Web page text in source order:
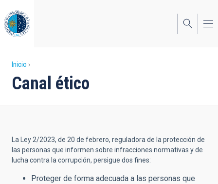
al
contenido
principal
Sobrescribir
enlaces
a
la
Inicio
Canal ético
La Ley 2/2023, de 20 de febrero, reguladora de la protección de
las personas que informen sobre infracciones normativas y de
lucha contra la corrupción, persigue dos fines:
Proteger de forma adecuada a las personas que